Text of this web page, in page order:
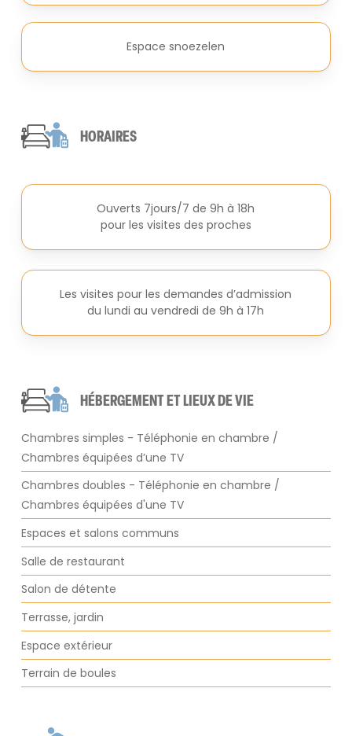
Espace snoezelen
HORAIRES
Ouverts 7jours/7 de 9h à 18h
pour les visites des proches
Les visites pour les demandes d’admission
du lundi au vendredi de 9h à 17h
HÉBERGEMENT ET LIEUX DE VIE
Chambres simples - Téléphonie en chambre /
Chambres équipées d’une TV
Chambres doubles - Téléphonie en chambre /
Chambres équipées d'une TV
Espaces et salons communs
Salle de restaurant
Salon de détente
Terrasse, jardin
Espace extérieur
Terrain de boules